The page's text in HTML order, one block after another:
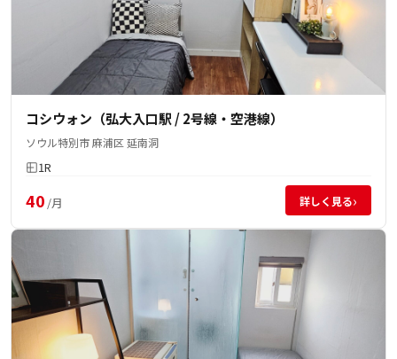
コシウォン（弘大入口駅 / 2号線・空港線）
ソウル特別市 麻浦区 延南洞
1R
40 /月 詳しく見る›